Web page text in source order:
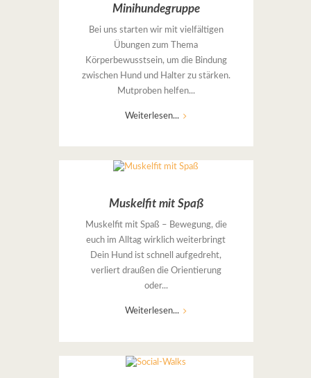
Minihundegruppe
Bei uns starten wir mit vielfältigen
Übungen zum Thema
Körperbewusstsein, um die Bindung
zwischen Hund und Halter zu stärken.
Mutproben helfen...
Weiterlesen...
Muskelfit mit Spaß
Muskelfit mit Spaß – Bewegung, die
euch im Alltag wirklich weiterbringt
Dein Hund ist schnell aufgedreht,
verliert draußen die Orientierung
oder...
Weiterlesen...